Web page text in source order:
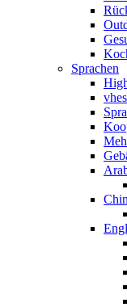
Sprachen